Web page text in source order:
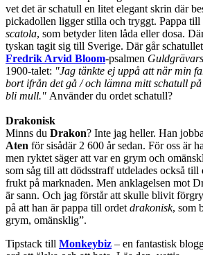
vet det är schatull en litet elegant skrin där
pickadollen ligger stilla och tryggt. Pappa till
scatola, som betyder liten låda eller dosa.
tyskan tagit sig till Sverige. Där går
Fredrik Arvid Bloom-psalmen
1900-talet: "Jag tänkte ej uppå att när min
bort ifrån det gå / och lämna mitt schatull
bli mull." Använder du ordet schatull?
Drakonisk
Minns du Drakon? Inte jag heller. Han
Aten för sisådär 2 600 år sedan. För oss är
men ryktet säger att var en grym och
som såg till att dödsstraff utdelades också till
frukt på marknaden. Men anklagelsen mot
är sann. Och jag förstår att skulle blivit
på att han är pappa till ordetdrakonisk, som
grym, omänsklig”.
Tipstack till Monkeybiz – en fantastisk